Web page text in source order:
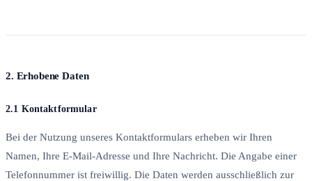
2. Erhobene Daten
2.1 Kontaktformular
Bei der Nutzung unseres Kontaktformulars erheben wir Ihren
Namen, Ihre E-Mail-Adresse und Ihre Nachricht. Die Angabe einer
Telefonnummer ist freiwillig. Die Daten werden ausschließlich zur